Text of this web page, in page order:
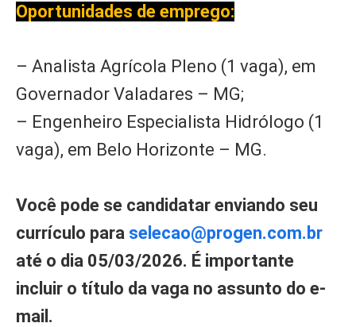
Oportunidades de emprego:
– Analista Agrícola Pleno (1 vaga), em
Governador Valadares – MG;
– Engenheiro Especialista Hidrólogo (1
vaga), em Belo Horizonte – MG.
Você pode se candidatar enviando seu
currículo para selecao@progen.com.br
até o dia 05/03/2026. É importante
incluir o título da vaga no assunto do e-
mail.